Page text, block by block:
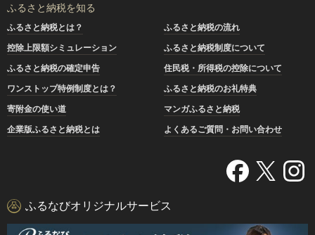
ふるさと納税を知る
ふるさと納税とは？
ふるさと納税の流れ
控除上限額シミュレーション
ふるさと納税制度について
ふるさと納税の確定申告
住民税・所得税の控除について
ワンストップ特例制度とは？
ふるさと納税のお礼特典
寄附金の使い道
マンガふるさと納税
企業版ふるさと納税とは
よくあるご質問・お問い合わせ
ふるなびオリジナルサービス